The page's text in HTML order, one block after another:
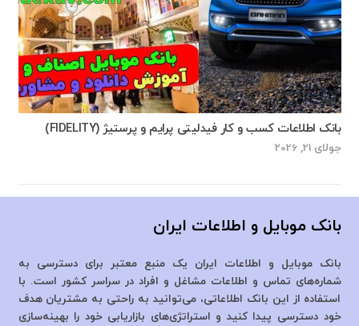
بانک اطلاعات کسب و کار فیدلیتی پرایم و پرستیژ (FIDELITY)
جولای 21, 2026
بانک موبایل و اطلاعات ایران
بانک موبایل و اطلاعات ایران یک منبع معتبر برای دسترسی به
شماره‌های تماس و اطلاعات مشاغل و افراد در سراسر کشور است. با
استفاده از این بانک اطلاعاتی، می‌توانید به راحتی به مشتریان هدف
خود دسترسی پیدا کنید و استراتژی‌های بازاریابی خود را بهینه‌سازی